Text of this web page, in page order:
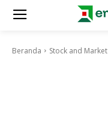
Beranda Stock and Market